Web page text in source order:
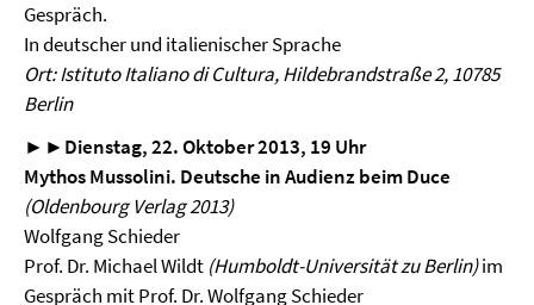
Gespräch.
In deutscher und italienischer Sprache
Ort: Istituto Italiano di Cultura, Hildebrandstraße 2, 10785
Berlin
► ►Dienstag, 22. Oktober 2013, 19 Uhr
Mythos Mussolini. Deutsche in Audienz beim Duce
(Oldenbourg Verlag 2013)
Wolfgang Schieder
Prof. Dr. Michael Wildt (Humboldt-Universität zu Berlin)im
Gespräch mit Prof. Dr. Wolfgang Schieder